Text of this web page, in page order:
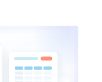
可发布。